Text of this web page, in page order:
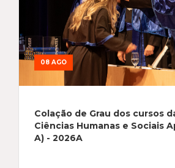
08 AGO
Colação de Grau dos cursos
Ciências Humanas e Sociais
A) - 2026A